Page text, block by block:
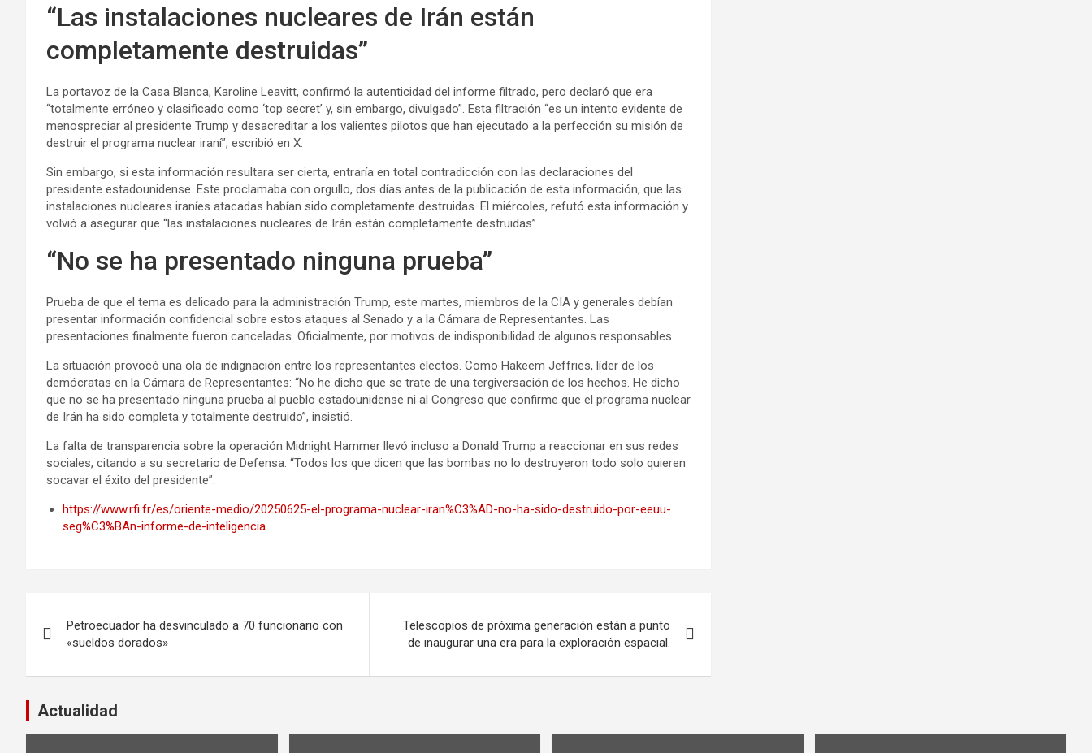
“Las instalaciones nucleares de Irán están
completamente destruidas”
La portavoz de la Casa Blanca, Karoline Leavitt, confirmó la autenticidad del informe filtrado, pero declaró que era
“totalmente erróneo y clasificado como ‘top secret’ y, sin embargo, divulgado”. Esta filtración “es un intento evidente de
menospreciar al presidente Trump y desacreditar a los valientes pilotos que han ejecutado a la perfección su misión de
destruir el programa nuclear iraní”, escribió en X.
Sin embargo, si esta información resultara ser cierta, entraría en total contradicción con las declaraciones del
presidente estadounidense. Este proclamaba con orgullo, dos días antes de la publicación de esta información, que las
instalaciones nucleares iraníes atacadas habían sido completamente destruidas. El miércoles, refutó esta información y
volvió a asegurar que “las instalaciones nucleares de Irán están completamente destruidas”.
“No se ha presentado ninguna prueba”
Prueba de que el tema es delicado para la administración Trump, este martes, miembros de la CIA y generales debían
presentar información confidencial sobre estos ataques al Senado y a la Cámara de Representantes. Las
presentaciones finalmente fueron canceladas. Oficialmente, por motivos de indisponibilidad de algunos responsables.
La situación provocó una ola de indignación entre los representantes electos. Como Hakeem Jeffries, líder de los
demócratas en la Cámara de Representantes: “No he dicho que se trate de una tergiversación de los hechos. He dicho
que no se ha presentado ninguna prueba al pueblo estadounidense ni al Congreso que confirme que el programa nuclear
de Irán ha sido completa y totalmente destruido”, insistió.
La falta de transparencia sobre la operación Midnight Hammer llevó incluso a Donald Trump a reaccionar en sus redes
sociales, citando a su secretario de Defensa: “Todos los que dicen que las bombas no lo destruyeron todo solo quieren
socavar el éxito del presidente”.
https://www.rfi.fr/es/oriente-medio/20250625-el-programa-nuclear-iran%C3%AD-no-ha-sido-destruido-por-eeuu-
seg%C3%BAn-informe-de-inteligencia
de
entradas
Petroecuador ha desvinculado a 70 funcionario con
«sueldos dorados»
Telescopios de próxima generación están a punto
de inaugurar una era para la exploración espacial.
Actualidad